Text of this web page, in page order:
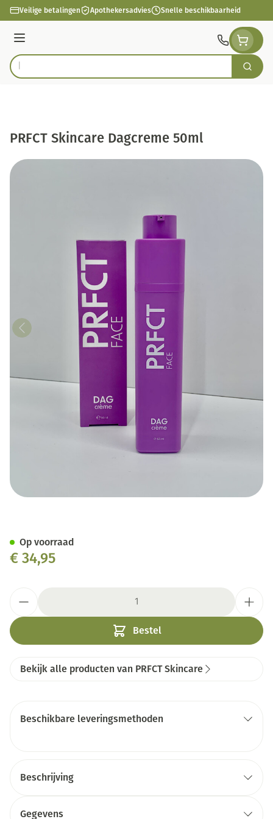
Ga naar de inhoud
Veilige betalingen Apothekersadvies Snelle beschikbaarheid
Menu
Product, merk, categorie... Zoek
PRFCT Skincare Dagcreme 50ml
€ 34,95
Bestel
Op voorraad
Bekijk alle producten van PRFCT Skincare
Beschikbare leveringsmethoden
Beschrijving
Gegevens